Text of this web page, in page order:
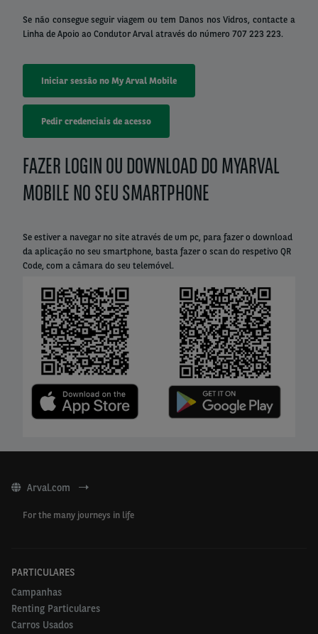
Se não consegue seguir viagem ou tem Danos nos Vidros, contacte a
Linha de Apoio ao Condutor Arval através do número 707 223 223.
Iniciar sessão no My Arval Mobile
Pedir credenciais de acesso
Left
column
FAZER LOGIN OU DOWNLOAD DO MYARVAL
MOBILE NO SEU SMARTPHONE
Se estiver a navegar no site através de um pc, para fazer o download
da aplicação no seu smartphone, basta fazer o scan do respetivo QR
Code, com a câmara do seu telemóvel.
column
Arval.com
For the many journeys in life
PARTICULARES
Campanhas
Renting Particulares
Carros Usados